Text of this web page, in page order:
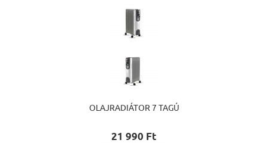
OLAJRADIÁTOR 7 TAGÚ
21 990 Ft‎